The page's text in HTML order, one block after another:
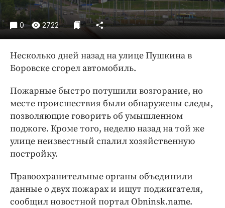
Праздники
Происшествия
Спорт
Экономика и бизнес
ПРОЕКТЫ
Блоги
Издания
Медиаперсона
Интересное чтиво
Клиника года
Работодатель года
0 2722
Несколько дней назад на улице Пушкина в
Боровске сгорел автомобиль.
Пожарные быстро потушили возгорание, но
месте происшествия были обнаружены следы,
позволяющие говорить об умышленном
поджоге. Кроме того, неделю назад на той же
улице неизвестный спалил хозяйственную
постройку.
Правоохранительные органы объединили
данные о двух пожарах и ищут поджигателя,
сообщил новостной портал Obninsk.name.